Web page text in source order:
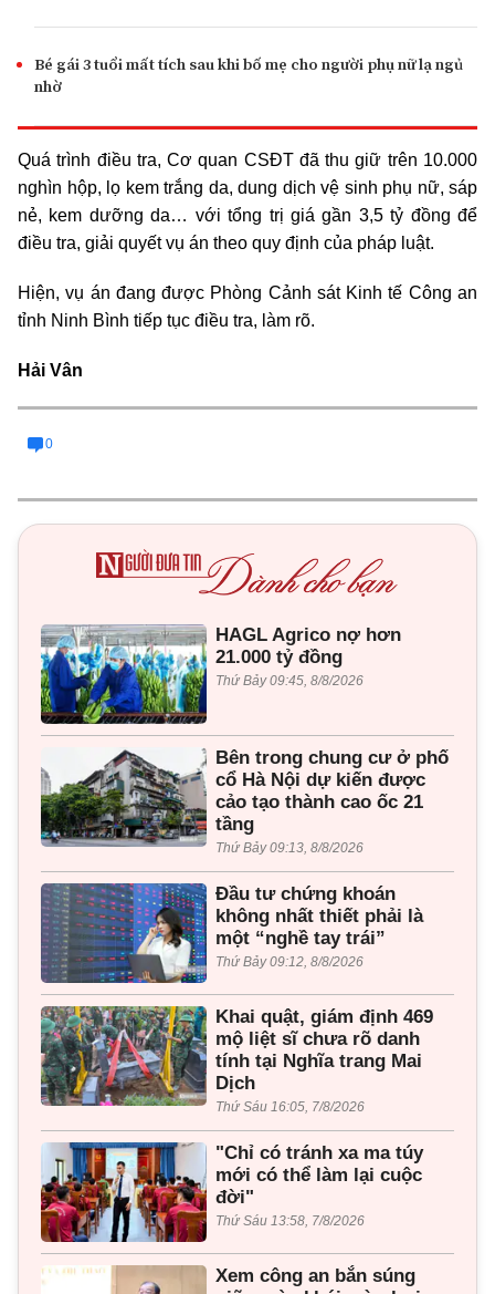
Bé gái 3 tuổi mất tích sau khi bố mẹ cho người phụ nữ lạ ngủ
nhờ
Quá trình điều tra, Cơ quan CSĐT đã thu giữ trên 10.000
nghìn hộp, lọ kem trắng da, dung dịch vệ sinh phụ nữ, sáp
nẻ, kem dưỡng da… với tổng trị giá gần 3,5 tỷ đồng để
điều tra, giải quyết vụ án theo quy định của pháp luật.
Hiện, vụ án đang được Phòng Cảnh sát Kinh tế Công an
tỉnh Ninh Bình tiếp tục điều tra, làm rõ.
Hải Vân
0
HAGL Agrico nợ hơn
21.000 tỷ đồng
Thứ Bảy 09:45, 8/8/2026
Bên trong chung cư ở phố
cổ Hà Nội dự kiến được
cảo tạo thành cao ốc 21
tầng
Thứ Bảy 09:13, 8/8/2026
Đầu tư chứng khoán
không nhất thiết phải là
một “nghề tay trái”
Thứ Bảy 09:12, 8/8/2026
Khai quật, giám định 469
mộ liệt sĩ chưa rõ danh
tính tại Nghĩa trang Mai
Dịch
Thứ Sáu 16:05, 7/8/2026
"Chỉ có tránh xa ma túy
mới có thể làm lại cuộc
đời"
Thứ Sáu 13:58, 7/8/2026
Xem công an bắn súng